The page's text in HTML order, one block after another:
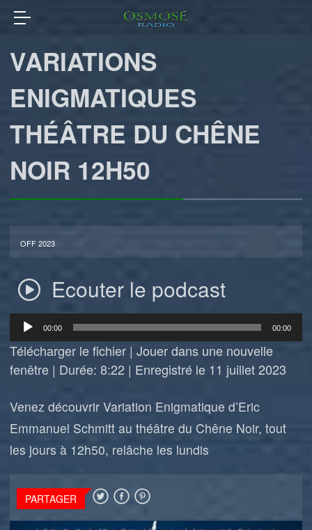
VARIATIONS
ENIGMATIQUES
THÉÂTRE DU CHÊNE
NOIR 12H50
OFF 2023
Ecouter le podcast
Lecteur
audio
00:00 00:00
Télécharger le fichier |Jouer dans une nouvelle
fenêtre | Durée: 8:22 | Enregistré le 11 juillet 2023
Venez découvrir Variation Enigmatique d’Eric
Emmanuel Schmitt au théâtre du Chêne Noir, tout
les jours à 12h50, relâche les lundis
PARTAGER